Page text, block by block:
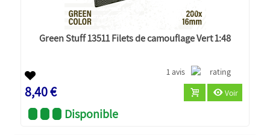
Green Stuff 13511 Filets de camouflage Vert 1:48
1 avis
8,40 € Voir
Disponible